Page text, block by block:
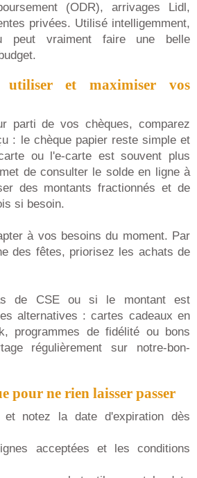
(ODR), arrivages Lidl,
privées. Utilisé intelligemment,
peut vraiment faire une belle
utiliser et maximiser vos
parti de vos chèques, comparez
: le chèque papier reste simple et
ou l'e-carte est souvent plus
de consulter le solde en ligne à
des montants fractionnés et de
si besoin.
à vos besoins du moment. Par
des fêtes, priorisez les achats de
de CSE ou si le montant est
alternatives : cartes cadeaux en
programmes de fidélité ou bons
régulièrement sur notre-bon-
pour ne rien laisser passer
notez la date d'expiration dès
acceptées et les conditions